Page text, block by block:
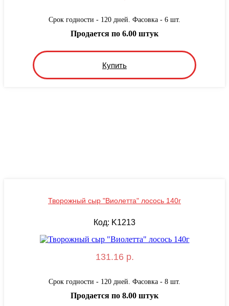
Срок годности - 120 дней. Фасовка - 6 шт.
Купить
Продается по 6.00 штук
Творожный сыр "Виолетта" лосось 140г
Код: K1213
131.16 р.
Срок годности - 120 дней. Фасовка - 8 шт.
Продается по 8.00 штук